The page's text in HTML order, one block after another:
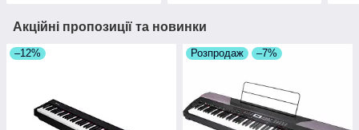
Акційні пропозиції та новинки
–12% Розпродаж –7%